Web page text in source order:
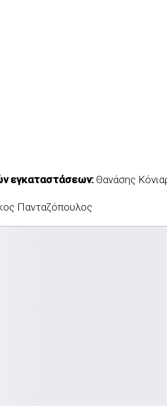
εγκαταστάσεων:Θανάσης
Πανταζόπουλος